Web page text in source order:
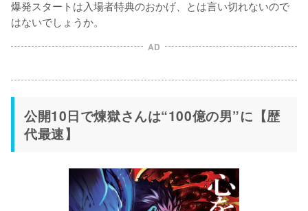
爆発スタートは入場者特典のおかげ、とは言い切れないので
はないでしょうか。
AD
公開10日で煉獄さんは“100億の男”に【歴
代最速】